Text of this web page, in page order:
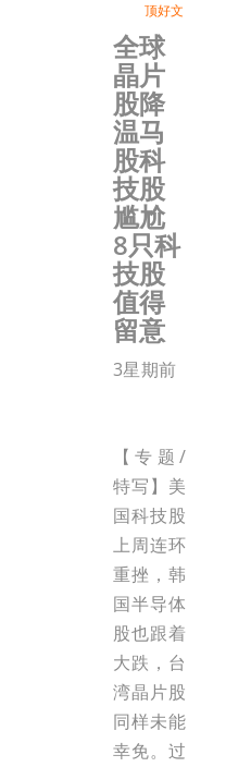
顶好文
全球
晶片
股降
温马
股科
技股
尴尬
8只科
技股
值得
留意
3星期前
【专题/
特写】美
国科技股
上周连环
重挫，韩
国半导体
股也跟着
大跌，台
湾晶片股
同样未能
幸免。过